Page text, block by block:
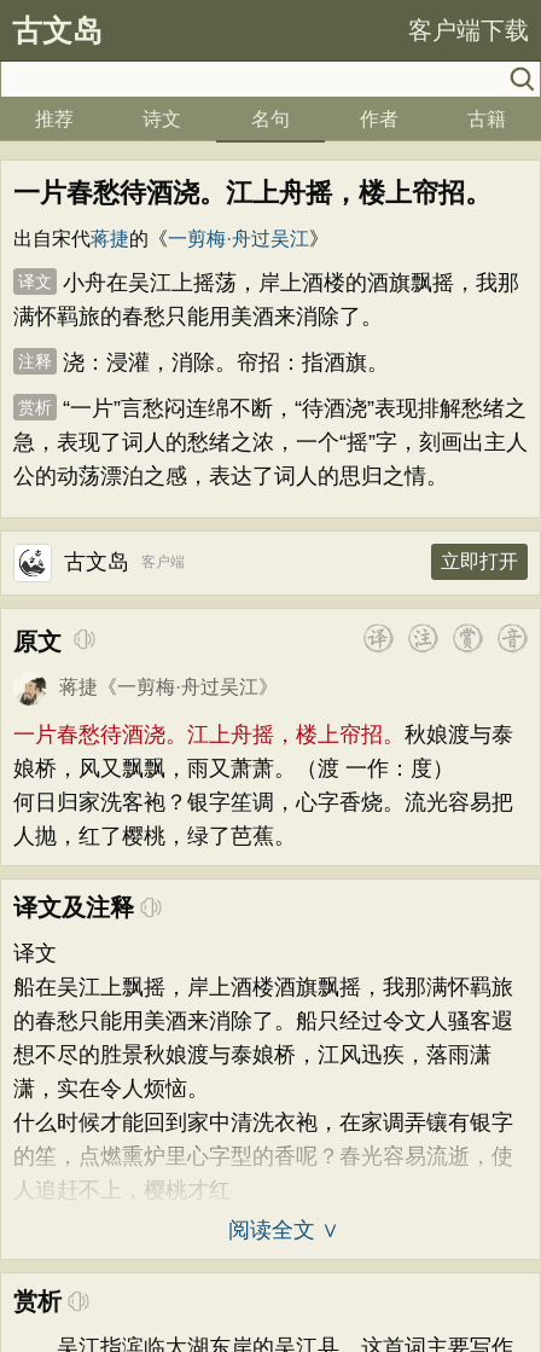
古文岛 客户端下载
推荐 诗文 名句 作者 古籍
一片春愁待酒浇。江上舟摇，楼上帘招。
出自宋代蒋捷的《一剪梅·舟过吴江》
译文
小舟在吴江上摇荡，岸上酒楼的酒旗飘摇，我那
满怀羁旅的春愁只能用美酒来消除了。
注释 浇：浸灌，消除。帘招：指酒旗。
赏析 “一片”言愁闷连绵不断，“待酒浇”表现排解愁绪之
急，表现了词人的愁绪之浓，一个“摇”字，刻画出主人
公的动荡漂泊之感，表达了词人的思归之情。
古文岛 客户端 立即打开
原文
蒋捷 《一剪梅·舟过吴江》
一片春愁待酒浇。江上舟摇，楼上帘招。 秋娘渡与泰
娘桥，风又飘飘，雨又萧萧。（渡 一作：度）
何日归家洗客袍？银字笙调，心字香烧。流光容易把
人抛，红了樱桃，绿了芭蕉。
译文及注释
译文
船在吴江上飘摇，岸上酒楼酒旗飘摇，我那满怀羁旅
的春愁只能用美酒来消除了。船只经过令文人骚客遐
想不尽的胜景秋娘渡与泰娘桥，江风迅疾，落雨潇
潇，实在令人烦恼。
什么时候才能回到家中清洗衣袍，在家调弄镶有银字
的笙，点燃熏炉里心字型的香呢？春光容易流逝，使
人追赶不上，樱桃才红
阅读全文 ∨
赏析
吴江指滨临太湖东岸的吴江县。这首词主要写作